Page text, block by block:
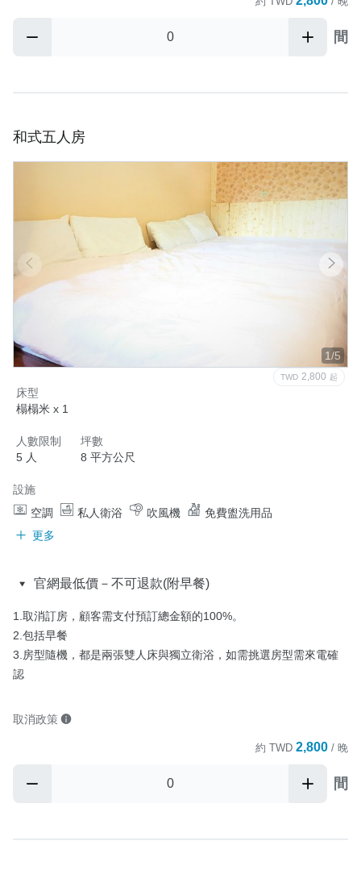
間
和式五人房
1/5
TWD 2,800 起
床型
榻榻米 x 1
人數限制
5 人
坪數
8 平方公尺
設施
空調
私人衛浴 吹風機
免費盥洗用品
更多
官網最低價－不可退款(附早餐)
1.取消訂房，顧客需支付預訂總金額的100%。
2.包括早餐
3.房型隨機，都是兩張雙人床與獨立衛浴，如需挑選房型需來電確
認
取消政策
約 TWD 2,800 / 晚
間